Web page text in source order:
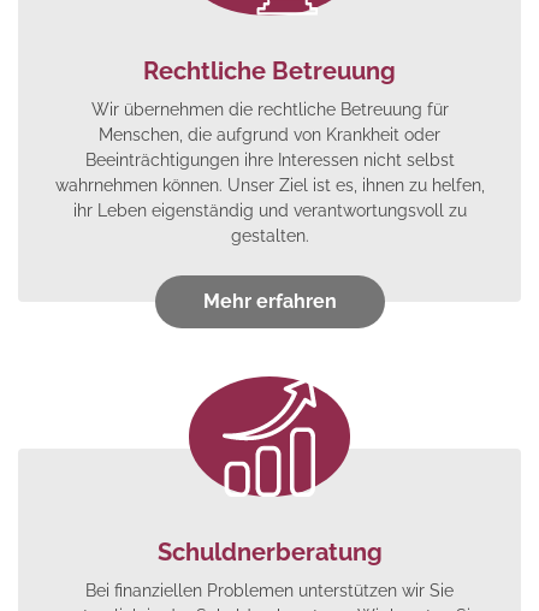
Rechtliche Betreuung
Wir übernehmen die rechtliche Betreuung für
Menschen, die aufgrund von Krankheit oder
Beeinträchtigungen ihre Interessen nicht selbst
wahrnehmen können. Unser Ziel ist es, ihnen zu helfen,
ihr Leben eigenständig und verantwortungsvoll zu
gestalten.
Mehr erfahren
Schuldnerberatung
Bei finanziellen Problemen unterstützen wir Sie